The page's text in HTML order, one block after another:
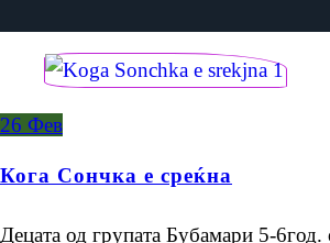
26 Фев
Кога Сончка е среќна
Децата од групата Бубамари 5-